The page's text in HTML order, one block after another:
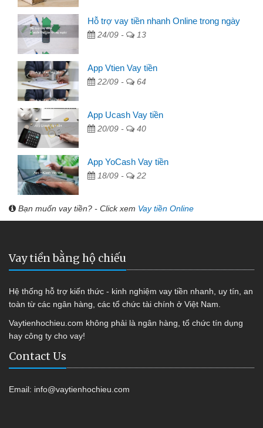
Hỗ trợ vay tiền nhanh Online trong ngày
24/09 - 13
App Vtien Vay tiền
22/09 - 64
App Ucash Vay tiền
20/09 - 40
App YoCash Vay tiền
18/09 - 22
Bạn muốn vay tiền? - Click xem Vay tiền Online
Vay tiền bằng hộ chiếu
Hệ thống hỗ trợ kiến thức - kinh nghiệm vay tiền nhanh, uy tín, an
toàn từ các ngân hàng, các tổ chức tài chính ở Việt Nam.
Vaytienhochieu.com không phải là ngân hàng, tổ chức tín dụng
hay công ty cho vay!
Contact Us
Email: info@vaytienhochieu.com